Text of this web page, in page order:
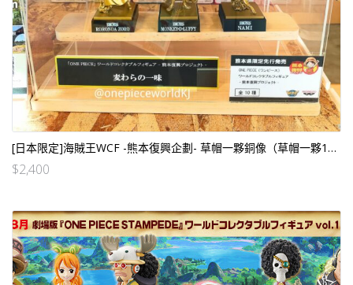
[日本限定]海賊王WCF -熊本復興企劃- 草帽一夥銅像（草帽一夥10個SET）
$2,400